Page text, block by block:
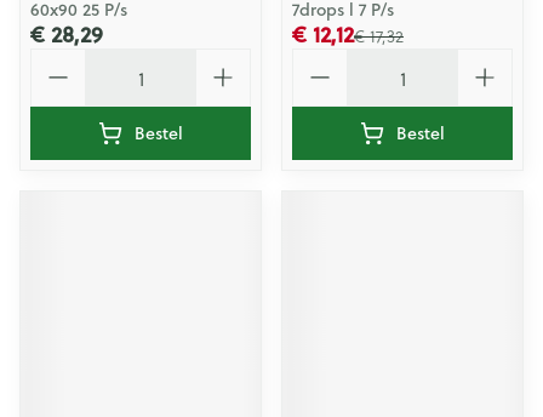
60x90 25 P/s
€ 28,29
Bestel
7drops l 7 P/s
€ 17,32
€ 12,12
Bestel